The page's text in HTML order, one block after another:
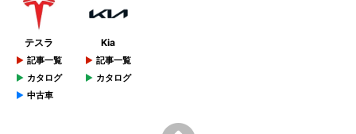
テスラ
記事一覧
カタログ
中古車
Kia
記事一覧
カタログ